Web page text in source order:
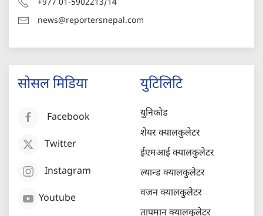
+977 01-5902213/14
news@reportersnepal.com
सोसल मिडिया
Facebook
Twitter
Instagram
Youtube
युटिलिटि
युनिकोड
शेयर क्यालकुलेटर
ईएमआई क्यालकुलेटर
ल्यान्ड क्यालकुलेटर
वजन क्यालकुलेटर
तापमान क्यालकुलेटर